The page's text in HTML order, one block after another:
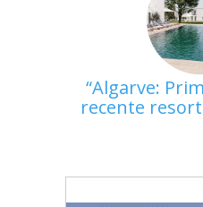
Algarve:
recente